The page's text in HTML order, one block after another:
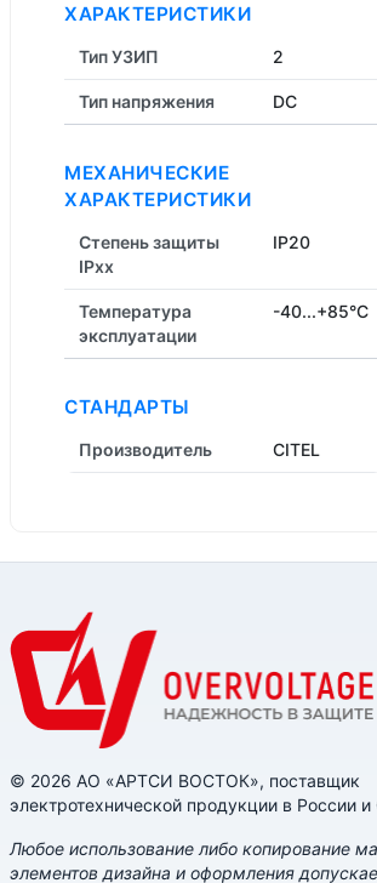
ХАРАКТЕРИСТИКИ
Тип УЗИП 2
Тип напряжения DC
МЕХАНИЧЕСКИЕ
ХАРАКТЕРИСТИКИ
Степень защиты
IPxx
IP20
Температура
эксплуатации
-40...+85°C
СТАНДАРТЫ
Производитель CITEL
© 2026 АО «АРТСИ ВОСТОК», поставщик
электротехнической продукции в России
Любое использование либо копирование
элементов дизайна и оформления